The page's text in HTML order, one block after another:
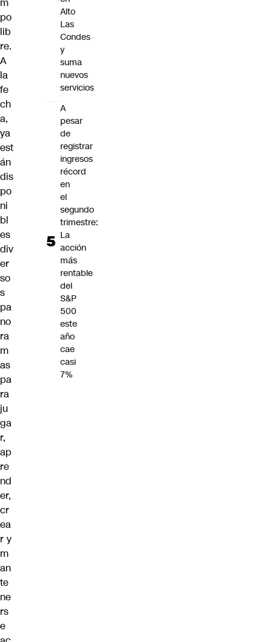
m
po
lib
re.
A
la
fe
ch
a,
ya
est
án
dis
po
ni
bl
es
div
er
so
s
pa
no
ra
m
as
pa
ra
ju
ga
r,
ap
re
nd
er,
cr
ea
r y
m
an
te
ne
rs
e
Alto
Las
Condes
y
suma
nuevos
servicios
A
pesar
de
registrar
ingresos
récord
en
el
segundo
trimestre:
La
acción
más
rentable
del
S&P
500
este
año
cae
casi
7%